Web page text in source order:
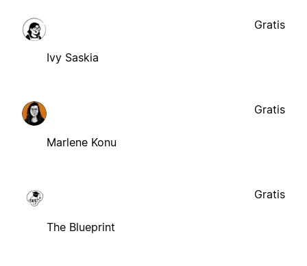
Ivy Saskia
Gratis
Marlene Konu
Gratis
The Blueprint
Gratis